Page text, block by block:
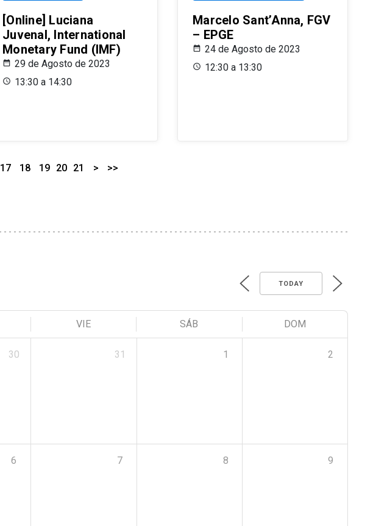
[Online] Luciana
Juvenal, International
Monetary Fund (IMF)
29 de Agosto de 2023
13:30 a 14:30
Marcelo Sant’Anna, FGV
– EPGE
24 de Agosto de 2023
12:30 a 13:30
17 18 19 20 21 > >>
TODAY
VIE SÁB DOM
30 31 1 2
6 7 8 9